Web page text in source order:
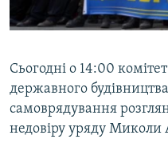
СВІДЧЕННЯ ОКУПАЦІЇ
Qırımtatar
ДОЛУЧАЙСЯ!
Сьогодні о 14:00
державного
самоврядування
недовіру уряду Миколи